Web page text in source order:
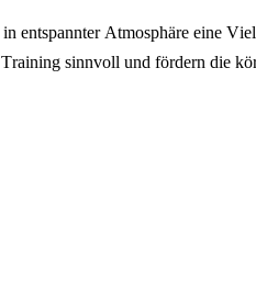
in entspannter Atmosphäre eine Viel
Training sinnvoll und fördern die